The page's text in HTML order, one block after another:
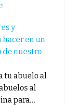
y
hacer en un
de nuestro
tu abuelo al
al
para…